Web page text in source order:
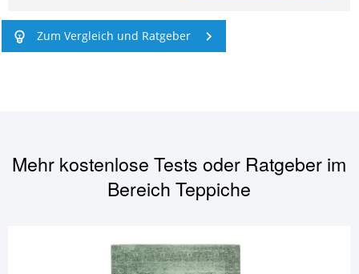
Zum Vergleich und Ratgeber
Mehr kostenlose Tests oder Ratgeber im
BereichTeppiche